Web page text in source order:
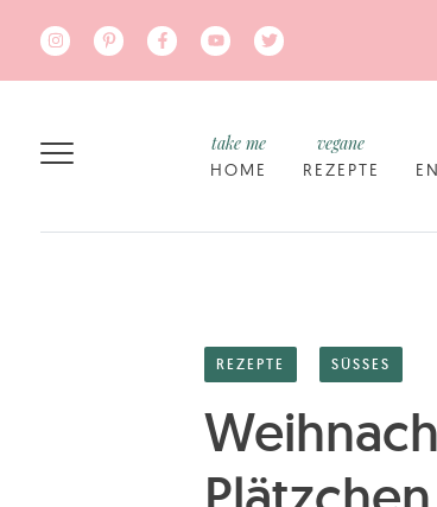
HOME
take me
REZEPTE
vegane
REZEPTE SÜSSES